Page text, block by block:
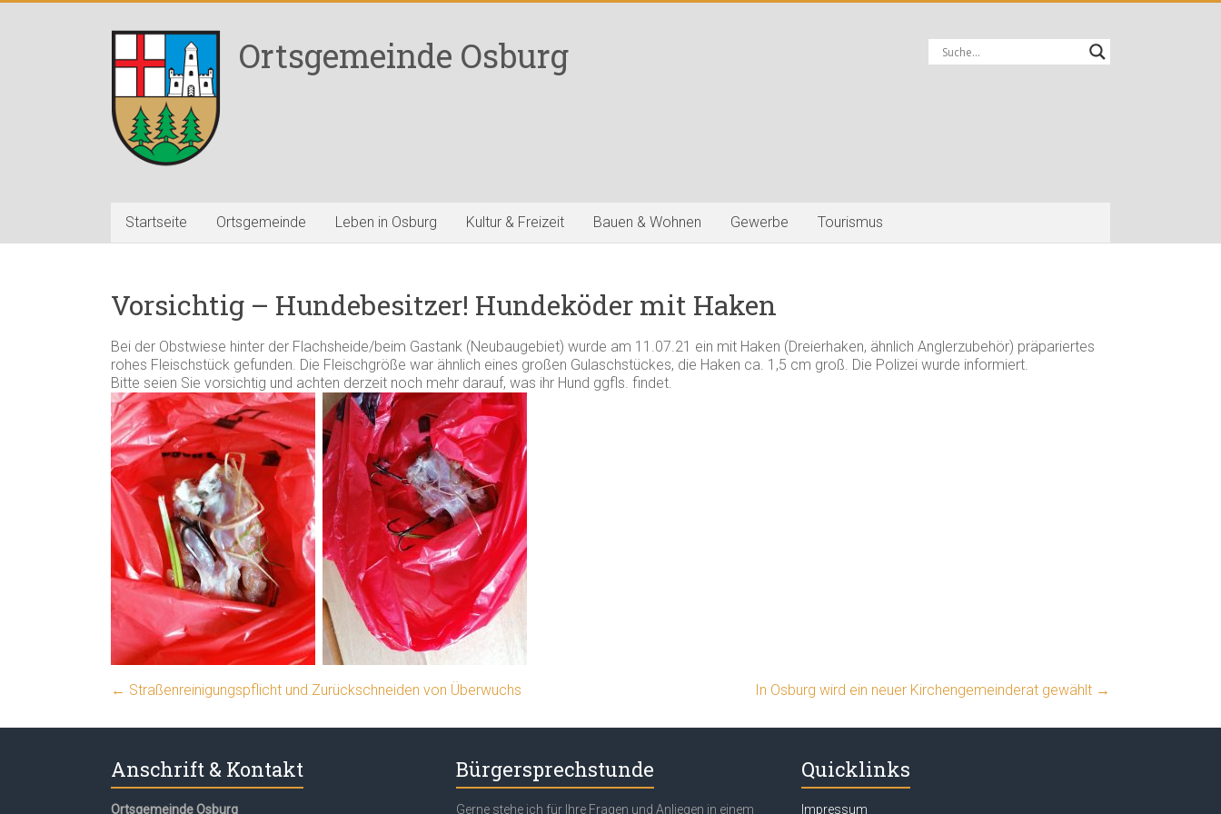
Ortsgemeinde Osburg
Startseite Ortsgemeinde Leben in Osburg Kultur & Freizeit Bauen & Wohnen Gewerbe Tourismus
Vorsichtig – Hundebesitzer! Hundeköder mit Haken
Bei der Obstwiese hinter der Flachsheide/beim Gastank (Neubaugebiet) wurde am 11.07.21 ein mit Haken (Dreierhaken, ähnlich Anglerzubehör) präpariertes
rohes Fleischstück gefunden. Die Fleischgröße war ähnlich eines großen Gulaschstückes, die Haken ca. 1,5 cm groß. Die Polizei wurde informiert.
Bitte seien Sie vorsichtig und achten derzeit noch mehr darauf, was ihr Hund ggfls. findet.
← Straßenreinigungspflicht und Zurückschneiden von Überwuchs In Osburg wird ein neuer Kirchengemeinderat gewählt →
Anschrift & Kontakt
Ortsgemeinde Osburg
Bürgersprechstunde
Gerne stehe ich für Ihre Fragen und Anliegen in einem
Quicklinks
Impressum